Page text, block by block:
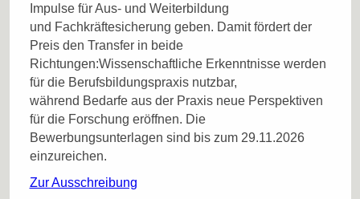
Impulse für Aus- und Weiterbildung
und Fachkräftesicherung geben. Damit fördert der
Preis den Transfer in beide
Richtungen:Wissenschaftliche Erkenntnisse werden
für die Berufsbildungspraxis nutzbar,
während Bedarfe aus der Praxis neue Perspektiven
für die Forschung eröffnen. Die
Bewerbungsunterlagen sind bis zum 29.11.2026
einzureichen.
Zur Ausschreibung